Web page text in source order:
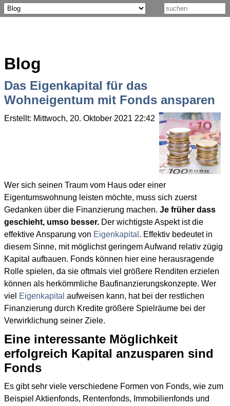
Blog
Das Eigenkapital für das
Wohneigentum mit Fonds ansparen
Erstellt: Mittwoch, 20. Oktober 2021 22:42 Geschrieben von
Wer sich seinen Traum vom Haus oder einer
Eigentumswohnung leisten möchte, muss sich zuerst
Gedanken über die Finanzierung machen. Je früher dass
geschieht, umso besser. Der wichtigste Aspekt ist die
effektive Ansparung von Eigenkapital . Effektiv bedeutet in
diesem Sinne, mit möglichst geringem Aufwand relativ zügig
Kapital aufbauen. Fonds können hier eine herausragende
Rolle spielen, da sie oftmals viel größere Renditen erzielen
können als herkömmliche Baufinanzierungskonzepte. Wer
viel Eigenkapital aufweisen kann, hat bei der restlichen
Finanzierung durch Kredite größere Spielräume bei der
Verwirklichung seiner Ziele.
Eine interessante Möglichkeit
erfolgreich Kapital anzusparen sind
Fonds
Es gibt sehr viele verschiedene Formen von Fonds, wie zum
Beispiel Aktienfonds, Rentenfonds, Immobilienfonds und